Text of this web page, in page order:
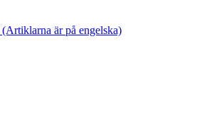
är på engelska)